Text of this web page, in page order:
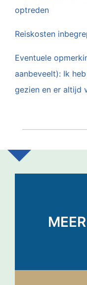
optreden
Reiskosten
Eventuele
aanbeveelt): Ik
gezien en er altijd